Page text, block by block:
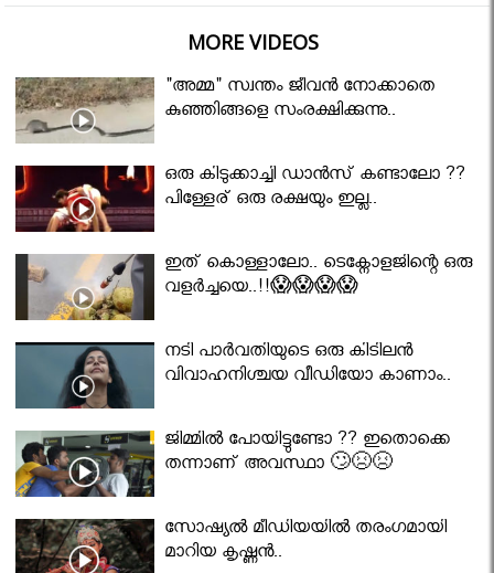
MORE VIDEOS
"അമ്മ" സ്വന്തം ജീവൻ നോക്കാതെ
കുഞ്ഞിങ്ങളെ സംരക്ഷിക്കുന്നു..
ഒരു കിടുക്കാച്ചി ഡാൻസ് കണ്ടാലോ ??
പിള്ളേര് ഒരു രക്ഷയും ഇല്ല..
ഇത് കൊള്ളാലോ.. ടെക്നോളജിന്റെ ഒരു
വളർച്ചയെ..!!😱😱😱😱
നടി പാർവതിയുടെ ഒരു കിടിലൻ
വിവാഹനിശ്ചയ വീഡിയോ കാണാം..
ജിമ്മിൽ പോയിട്ടുണ്ടോ ?? ഇതൊക്കെ
തന്നാണ് അവസ്ഥാ 🙄😣😣
സോഷ്യൽ മീഡിയയിൽ തരംഗമായി
മാറിയ കൃഷ്ണൻ..